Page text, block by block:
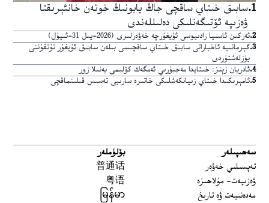
1
.سابىق خىتاي ساقچى جاڭ يابونىڭ خوتەن خانئېرىقتا
ۋەزىپە ئۆتىگەنلىكى دەلىللەندى
2
.ئەركىن ئاسىيا رادىيوسى ئۇيغۇرچە خەۋەرلىرى (2026-يىل 31-ئىيۇل)
3
.گېرمانىيە ئاخباراتى سابىق خىتاي ساقچىسى بىلەن سابىق ئۇيغۇر تۇتقۇننى
يۈزلەشتۈردى
4
.ئادريان زېنز: خىتايدا مەجبۇرىي ئەمگەك كۆلىمى يەنىلا زور
5
.ئامېرىكىدا خىتاي زىيانكەشلىكى خاتىرە سارىيى تەسىس قىلىنماقچى
سەھىپىلەر
تەپسىلىي خەۋەر
ۋەزىيەت- مۇلاھىزە
مەدەنىيەت ۋە تارىخ
بۆلۈملەر
普通话
粤语
မြန်မာ